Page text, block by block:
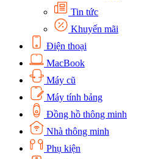
Tin tức
Khuyến mãi
Điện thoại
MacBook
Máy cũ
Máy tính bảng
Đồng hồ thông minh
Nhà thông minh
Phụ kiện